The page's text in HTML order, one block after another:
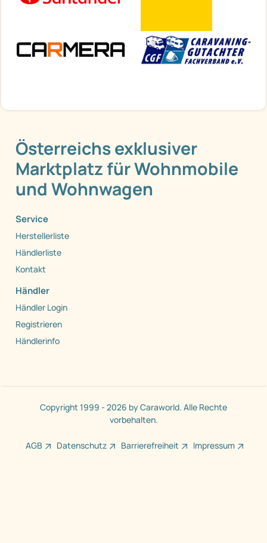
Österreichs exklusiver
Marktplatz für Wohnmobile
und Wohnwagen
Service
Herstellerliste
Händlerliste
Kontakt
Händler
Händler Login
Registrieren
Händlerinfo
Copyright 1999 - 2026 by Caraworld. Alle Rechte
vorbehalten.
AGB Datenschutz Barrierefreiheit Impressum